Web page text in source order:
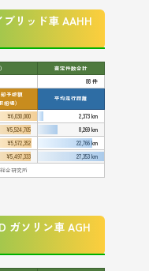
リッド車 AAHH
査定件数合計
88 件
予想額
相場）
平均走行距離
¥6,030,000
2,373 km
¥5,524,705
8,269 km
¥5,572,352
22,766 km
¥5,497,333
27,353 km
合研究所
ガソリン車 AGH